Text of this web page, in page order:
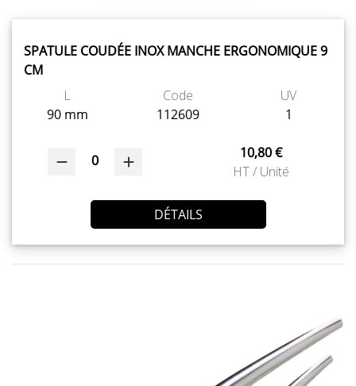
SPATULE COUDÉE INOX MANCHE ERGONOMIQUE 9
CM
L
90 mm
Code
112609
UV
1
0
10,80 €
HT / Unité
DÉTAILS